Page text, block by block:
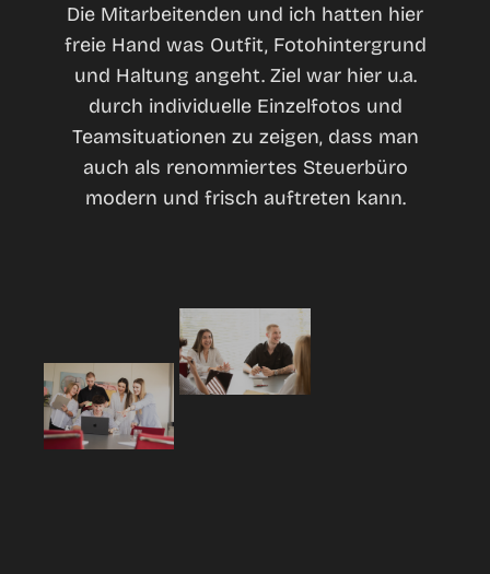
Die Mitarbeitenden und ich hatten hier
freie Hand was Outfit, Fotohintergrund
und Haltung angeht. Ziel war hier u.a.
durch individuelle Einzelfotos und
Teamsituationen zu zeigen, dass man
auch als renommiertes Steuerbüro
modern und frisch auftreten kann.